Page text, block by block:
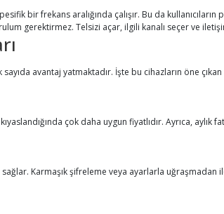
bir frekans aralığında çalışır. Bu da
gerektirmez. Telsizi açar, ilgili kanalı seçer ve
avantaj yatmaktadır. İşte bu cihazların öne çıkan
çok daha uygun fiyatlıdır. Ayrıca,
Karmaşık şifreleme veya ayarlarla uğraşmadan